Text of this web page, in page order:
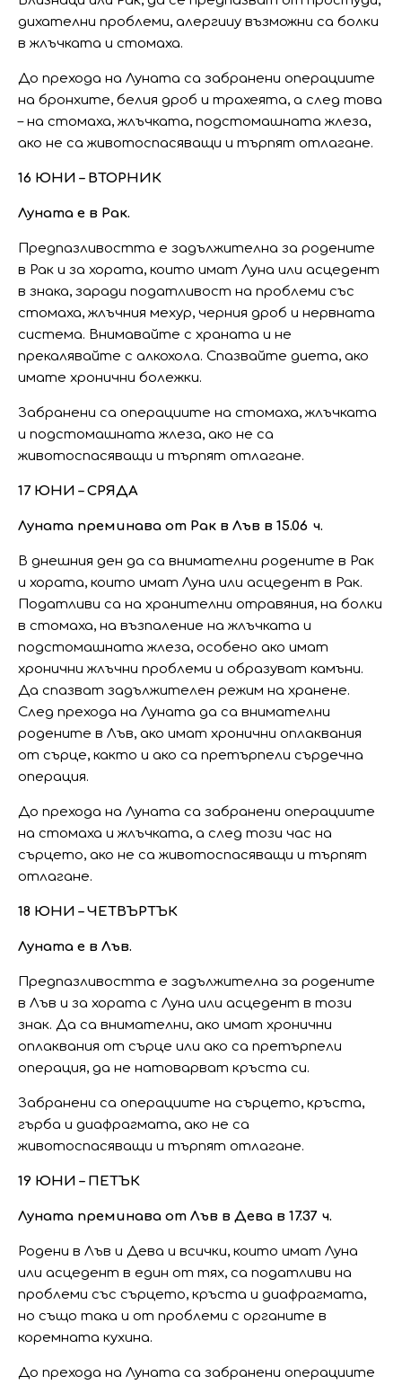
дихателни проблеми, алергииу възможни са болки
в жлъчката и стомаха.
До прехода на Луната са забранени операциите
на бронхите, белия дроб и трахеята, а след това
– на стомаха, жлъчката, подстомашната жлеза,
ако не са животоспасяващи и търпят отлагане.
16 ЮНИ – ВТОРНИК
Луната е в Рак.
Предпазливостта е задължителна за родените
в Рак и за хората, които имат Луна или асцедент
в знака, заради податливост на проблеми със
стомаха, жлъчния мехур, черния дроб и нервната
система. Внимавайте с храната и не
прекалявайте с алкохола. Спазвайте диета, ако
имате хронични болежки.
Забранени са операциите на стомаха, жлъчката
и подстомашната жлеза, ако не са
животоспасяващи и търпят отлагане.
17 ЮНИ – СРЯДА
Луната преминава от Рак в Лъв в 15.06 ч.
В днешния ден да са внимателни родените в Рак
и хората, които имат Луна или асцедент в Рак.
Податливи са на хранителни отравяния, на болки
в стомаха, на възпаление на жлъчката и
подстомашната жлеза, особено ако имат
хронични жлъчни проблеми и образуват камъни.
Да спазват задължителен режим на хранене.
След прехода на Луната да са внимателни
родените в Лъв, ако имат хронични оплаквания
от сърце, както и ако са претърпели сърдечна
операция.
До прехода на Луната са забранени операциите
на стомаха и жлъчката, а след този час на
сърцето, ако не са животоспасяващи и търпят
отлагане.
18 ЮНИ – ЧЕТВЪРТЪК
Луната е в Лъв.
Предпазливостта е задължителна за родените
в Лъв и за хората с Луна или асцедент в този
знак. Да са внимателни, ако имат хронични
оплаквания от сърце или ако са претърпели
операция, да не натоварват кръста си.
Забранени са операциите на сърцето, кръста,
гърба и диафрагмата, ако не са
животоспасяващи и търпят отлагане.
19 ЮНИ – ПЕТЪК
Луната преминава от Лъв в Дева в 17.37 ч.
Родени в Лъв и Дева и всички, които имат Луна
или асцедент в един от тях, са податливи на
проблеми със сърцето, кръста и диафрагмата,
но също така и от проблеми с органите в
коремната кухина.
До прехода на Луната са забранени операциите